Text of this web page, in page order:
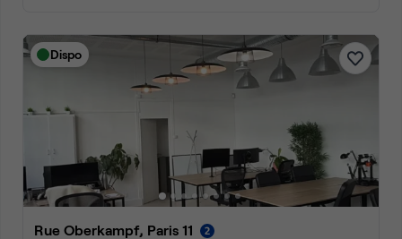
Dispo
Rue Oberkampf, Paris 11